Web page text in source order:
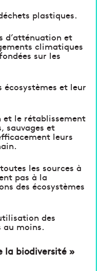
plastiques.
d’atténuation et
climatiques
sur les
et leur
et le rétablissement
sauvages et
leurs
les sources à
pas à la
des écosystèmes
des
au moins.
la biodiversité »